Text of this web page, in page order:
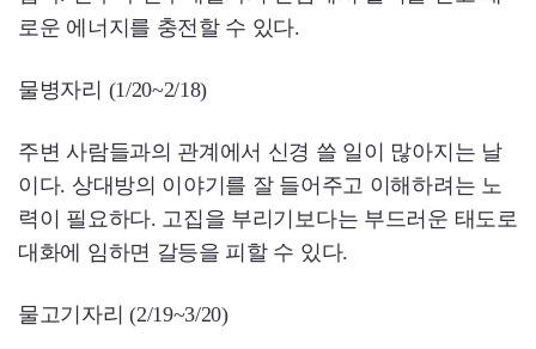
로운 에너지를 충전할 수 있다.
물병자리 (1/20~2/18)
주변 사람들과의 관계에서 신경 쓸 일이 많아지는 날
이다. 상대방의 이야기를 잘 들어주고 이해하려는 노
력이 필요하다. 고집을 부리기보다는 부드러운 태도로
대화에 임하면 갈등을 피할 수 있다.
물고기자리 (2/19~3/20)